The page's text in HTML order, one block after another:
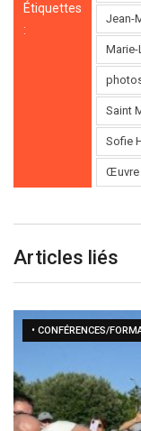
Étiquettes
:
Jean-
Marie-
Saint
Sofie
Œuvre
Articles liés
• CONFÉRENCES/